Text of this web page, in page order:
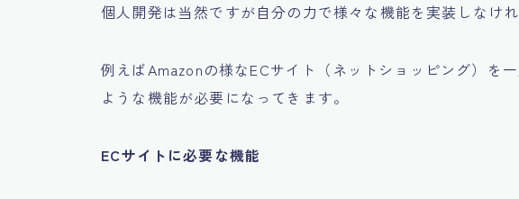
個人開発は当然ですが自分の力で様々な機能を実装しなけれ
例えばAmazonの様なECサイト（ネットショッピング）を
ような機能が必要になってきます。
ECサイトに必要な機能